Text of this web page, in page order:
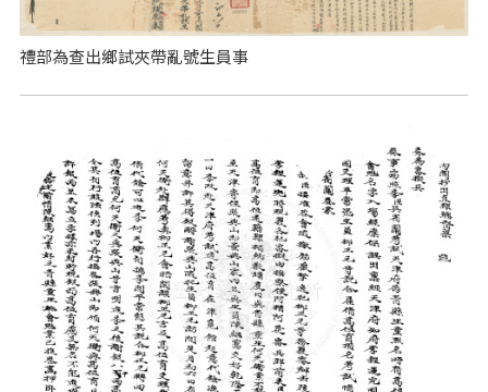
禮部為查出鄉試夾帶亂號生員事